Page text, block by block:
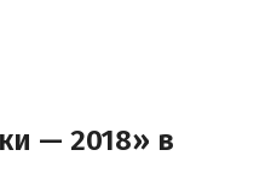
— 2018» в